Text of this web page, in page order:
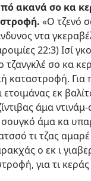
ακανά σο κα
«Ο τζενό
ντα
22:3) Ισί
τζανγκλέ σο κα
καταστροφή. Για
ετοιμάνας εκ
άμα
σουγκό άμα κα
τι τζας
ο εκ ι
για τι